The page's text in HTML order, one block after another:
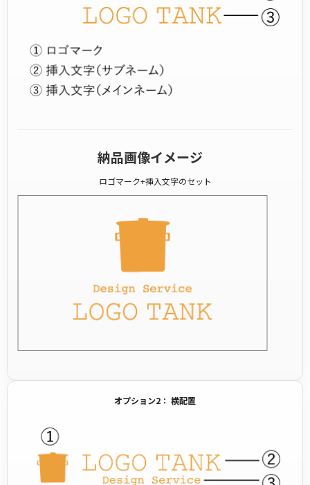
納品画像イメージ
ロゴマーク+挿入文字のセット
オプション2： 横配置